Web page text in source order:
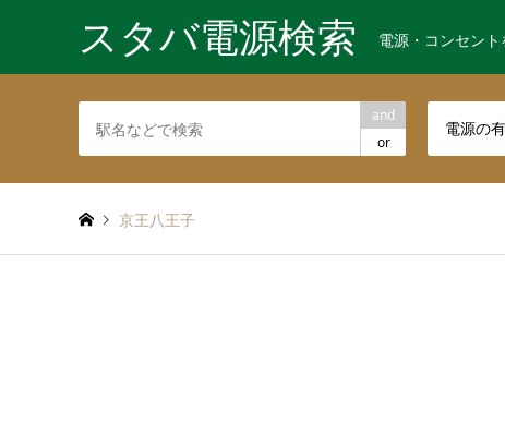
スタバ電源検索 電源・コンセント
and
or
電源の
京王八王子